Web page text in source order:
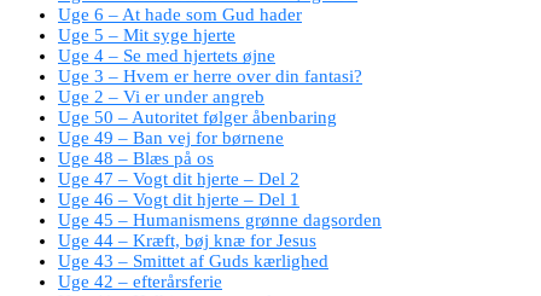
Uge 6 – At hade som Gud hader
Uge 5 – Mit syge hjerte
Uge 4 – Se med hjertets øjne
Uge 3 – Hvem er herre over din fantasi?
Uge 2 – Vi er under angreb
Uge 50 – Autoritet følger åbenbaring
Uge 49 – Ban vej for børnene
Uge 48 – Blæs på os
Uge 47 – Vogt dit hjerte – Del 2
Uge 46 – Vogt dit hjerte – Del 1
Uge 45 – Humanismens grønne dagsorden
Uge 44 – Kræft, bøj knæ for Jesus
Uge 43 – Smittet af Guds kærlighed
Uge 42 – efterårsferie